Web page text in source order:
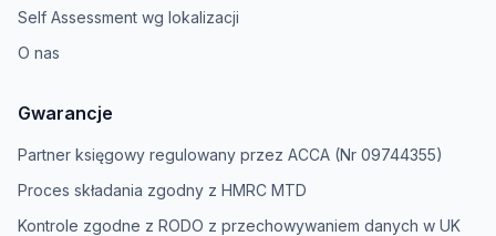
Self Assessment wg lokalizacji
O nas
Gwarancje
Partner księgowy regulowany przez ACCA (Nr 09744355)
Proces składania zgodny z HMRC MTD
Kontrole zgodne z RODO z przechowywaniem danych w UK